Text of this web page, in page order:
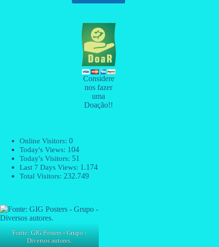
Considere
nos fazer
uma
Doação!!
Online Visitors: 0
Today's Views: 104
Today's Visitors: 51
Last 7 Days Views: 1.174
Total Visitors: 232.749
Fonte: GIG Posters - Grupo -
Diversos autores.